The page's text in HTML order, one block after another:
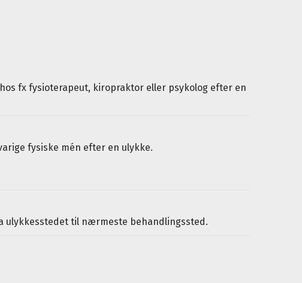
fx fysioterapeut, kiropraktor eller psykolog efter en
fysiske mén efter en ulykke.
ulykkesstedet til nærmeste behandlingssted.